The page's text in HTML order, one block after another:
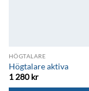
HÖGTALARE
Högtalare aktiva
1 280kr